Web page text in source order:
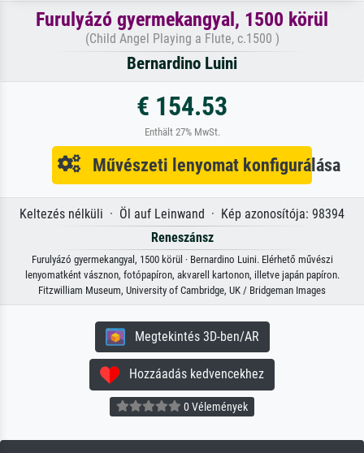
Furulyázó gyermekangyal, 1500 körül
(Child Angel Playing a Flute, c.1500 )
Bernardino Luini
€ 154.53
Enthält 27% MwSt.
Művészeti lenyomat konfigurálása
Keltezés nélküli · Öl auf Leinwand · Kép azonosítója: 98394
Reneszánsz
Furulyázó gyermekangyal, 1500 körül · Bernardino Luini. Elérhető művészi
lenyomatként vásznon, fotópapíron, akvarell kartonon, illetve japán papíron.
Fitzwilliam Museum, University of Cambridge, UK / Bridgeman Images
Megtekintés 3D-ben/AR
Hozzáadás kedvencekhez
0 Vélemények